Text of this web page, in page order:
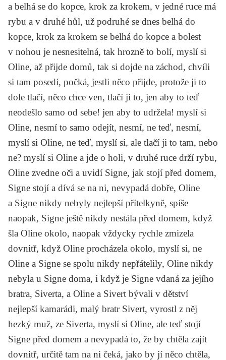
a belhá se do kopce, krok za krokem, v jedné ruce má
rybu a v druhé hůl, už podruhé se dnes belhá do
kopce, krok za krokem se belhá do kopce a bolest
v nohou je nesnesitelná, tak hrozně to bolí, myslí si
Oline, až přijde domů, tak si dojde na záchod, chvíli
si tam posedí, počká, jestli něco přijde, protože ji to
dole tlačí, něco chce ven, tlačí ji to, jen aby to teď
neodešlo samo od sebe! jen aby to udržela! myslí si
Oline, nesmí to samo odejít, nesmí, ne teď, nesmí,
myslí si Oline, ne teď, myslí si, ale tlačí ji to tam, nebo
ne? myslí si Oline a jde o holi, v druhé ruce drží rybu,
Oline zvedne oči a uvidí Signe, jak stojí před domem,
Signe stojí a dívá se na ni, nevypadá dobře, Oline
a Signe nikdy nebyly nejlepší přítelkyně, spíše
naopak, Signe ještě nikdy nestála před domem, když
šla Oline okolo, naopak vždycky rychle zmizela
dovnitř, když Oline procházela okolo, myslí si, ne
Oline a Signe se spolu nikdy nepřátelily, Oline nikdy
nebyla u Signe doma, i když je Signe vdaná za jejího
bratra, Siverta, a Oline a Sivert bývali v dětství
nejlepší kamarádi, malý bratr Sivert, vyrostl z něj
hezký muž, ze Siverta, myslí si Oline, ale teď stojí
Signe před domem a nevypadá to, že by chtěla zajít
dovnitř, určitě tam na ni čeká, jako by jí něco chtěla,